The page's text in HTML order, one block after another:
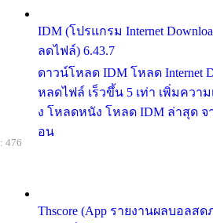
IDM (โปรแกรม Internet
ลดไฟล์) 6.43.7
ดาวน์โหลด IDM โหลด Internet
หลดไฟล์ เร็วขึ้น 5 เท่า เพิ่มควา
ง โหลดหนัง โหลด IDM ล่าสุด จ
อน
Thscore (App รายงานผลบอลส
476